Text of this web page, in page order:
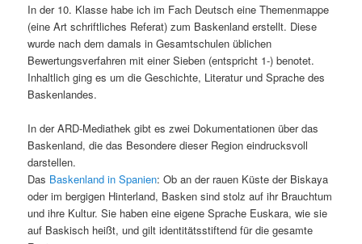
In der 10. Klasse habe ich im Fach Deutsch eine Themenmappe
(eine Art schriftliches Referat) zum Baskenland erstellt. Diese
wurde nach dem damals in Gesamtschulen üblichen
Bewertungsverfahren mit einer Sieben (entspricht 1-) benotet.
Inhaltlich ging es um die Geschichte, Literatur und Sprache des
Baskenlandes.
In der ARD-Mediathek gibt es zwei Dokumentationen über das
Baskenland, die das Besondere dieser Region eindrucksvoll
darstellen.
Das Baskenland in Spanien: Ob an der rauen Küste der Biskaya
oder im bergigen Hinterland, Basken sind stolz auf ihr Brauchtum
und ihre Kultur. Sie haben eine eigene Sprache Euskara, wie sie
auf Baskisch heißt, und gilt identitätsstiftend für die gesamte